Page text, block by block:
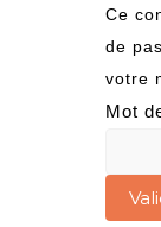
Ce
de
votre
Mot